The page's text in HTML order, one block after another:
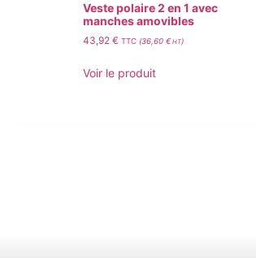
Veste polaire 2 en 1 avec
manches amovibles
43,92 € TTC (36,60 € HT)
Voir le produit